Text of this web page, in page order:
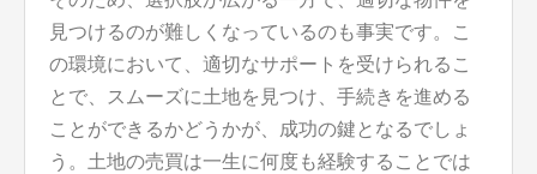
見つけるのが難しくなっているのも事実です。こ
の環境において、適切なサポートを受けられるこ
とで、スムーズに土地を見つけ、手続きを進める
ことができるかどうかが、成功の鍵となるでしょ
う。土地の売買は一生に何度も経験することでは